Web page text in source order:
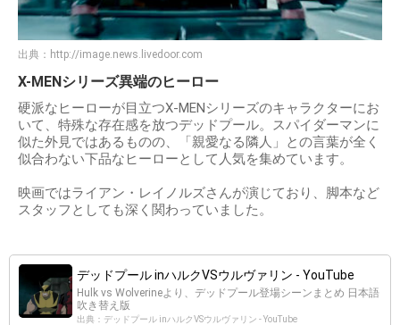
出典： http://image.news.livedoor.com
X-MENシリーズ異端のヒーロー
硬派なヒーローが目立つX-MENシリーズのキャラクターにお
いて、特殊な存在感を放つデッドプール。スパイダーマンに
似た外見ではあるものの、「親愛なる隣人」との言葉が全く
似合わない下品なヒーローとして人気を集めています。
映画ではライアン・レイノルズさんが演じており、脚本など
スタッフとしても深く関わっていました。
デッドプール inハルクVSウルヴァリン - YouTube
Hulk vs Wolverineより、デッドプール登場シーンまとめ 日本語
吹き替え版
出典：デッドプール inハルクVSウルヴァリン - YouTube